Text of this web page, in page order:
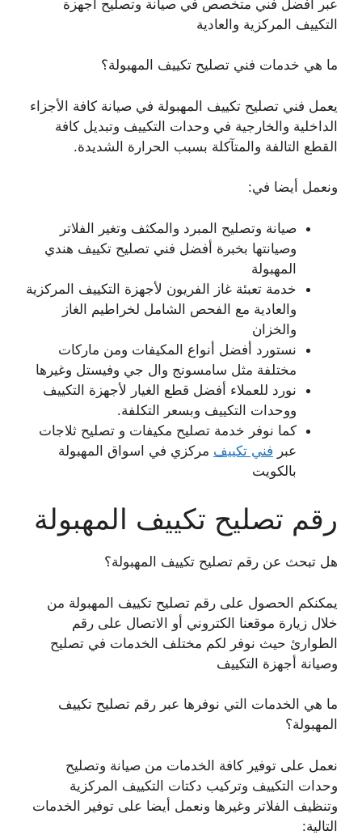
عبر أفضل فني متخصص في صيانة وتصليح أجهزة
التكييف المركزية والعادية
ما هي خدمات فني تصليح تكييف المهبولة؟
يعمل فني تصليح تكييف المهبولة في صيانة كافة الأجزاء
الداخلية والخارجية في وحدات التكييف وتبديل كافة
القطع التالفة والمتآكلة بسبب الحرارة الشديدة.
ونعمل أيضا في:
صيانة وتصليح المبرد والمكثف وتغير الفلاتر
وصيانتها بخبرة أفضل فني تصليح تكييف هندي
المهبولة
خدمة تعبئة غاز الفريون لأجهزة التكييف المركزية
والعادية مع الفحص الشامل لخراطيم الغاز
والخزان
نستورد أفضل أنواع المكيفات ومن ماركات
مختلفة مثل سامسونج وال جي وفيستل وغيرها
نورد للعملاء أفضل قطع الغيار لأجهزة التكييف
ووحدات التكييف وبسعر التكلفة.
كما نوفر خدمة تصليح مكيفات و تصليح ثلاجات
عبر فني تكييف مركزي في اسواق المهبولة
بالكويت
رقم تصليح تكييف المهبولة
هل تبحث عن رقم تصليح تكييف المهبولة؟
يمكنكم الحصول على رقم تصليح تكييف المهبولة من
خلال زيارة موقعنا الكتروني أو الاتصال على رقم
الطوارئ حيث نوفر لكم مختلف الخدمات في تصليح
وصيانة أجهزة التكييف
ما هي الخدمات التي نوفرها عبر رقم تصليح تكييف
المهبولة؟
نعمل على توفير كافة الخدمات من صيانة وتصليح
وحدات التكييف وتركيب دكتات التكييف المركزية
وتنظيف الفلاتر وغيرها ونعمل أيضا على توفير الخدمات
التالية: